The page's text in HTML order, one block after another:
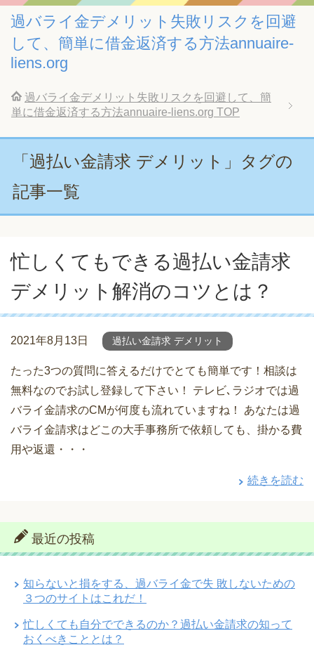
過バライ金デメリット失敗リスクを回避
して、簡単に借金返済する方法annuaire-
liens.org
過バライ金デメリット失敗リスクを回避して、簡
単に借金返済する方法annuaire-liens.org TOP
「過払い金請求 デメリット」タグの
記事一覧
忙しくてもできる過払い金請求
デメリット解消のコツとは？
2021年8月13日 過払い金請求 デメリット
たった3つの質問に答えるだけでとても簡単です！相談は
無料なのでお試し登録して下さい！ テレビ､ラジオでは過
バライ金請求のCMが何度も流れていますね！ あなたは過
バライ金請求はどこの大手事務所で依頼しても、掛かる費
用や返還・・・
続きを読む
最近の投稿
知らないと損をする、過バライ金で失 敗しないための
３つのサイトはこれだ！
忙しくても自分でできるのか？過払い金請求の知って
おくべきこととは？